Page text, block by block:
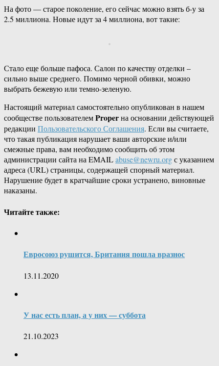
На фото — старое поколение, его сейчас можно взять б-у за
2.5 миллиона. Новые идут за 4 миллиона, вот такие:
Стало еще больше пафоса. Салон по качеству отделки –
сильно выше среднего. Помимо черной обивки, можно
выбрать бежевую или ­темно-зеленую.
Настоящий материал самостоятельно опубликован в нашем
сообществе пользователемProperна основании действующей
редакции Пользовательского Соглашения. Если вы считаете,
что такая публикация нарушает ваши авторские и/или
смежные права, вам необходимо сообщить об этом
администрации сайта на EMAILabuse@newru.orgс указанием
адреса (URL) страницы, содержащей спорный материал.
Нарушение будет в кратчайшие сроки устранено, виновные
наказаны.
Читайте также:
Евросоюз рушится, Британия пошла вразнос
13.11.2020
У нас есть план, а у них — суббота
21.10.2023